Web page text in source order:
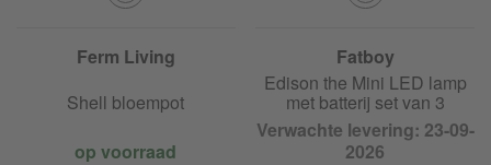
Ferm Living
Shell bloempot
op voorraad
Fatboy
Edison the Mini LED lamp
met batterij set van 3
Verwachte levering: 23-09-
2026